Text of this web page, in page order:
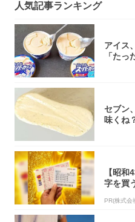
人気記事ランキング
アイス
「た
セブン
味くね
【昭
字を買
PR(株式会